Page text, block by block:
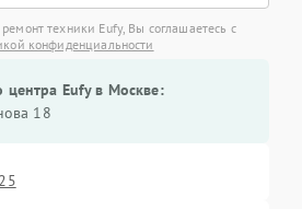
техники Eufy, Вы соглашаетесь с
конфиденциальности
центра Eufy в Москве:
18